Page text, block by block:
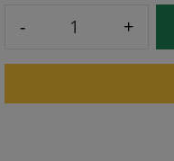
- +